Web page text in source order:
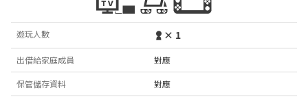
遊玩人數 × 1
出借給家庭成員 對應
保管儲存資料 對應